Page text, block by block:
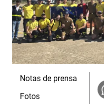
Notas de prensa
Fotos